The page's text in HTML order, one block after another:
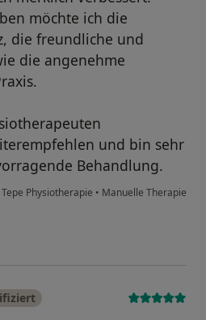
möchte ich die
die freundliche und
die angenehme
und bin sehr
Behandlung.
Physiotherapie • Manuelle Therapie